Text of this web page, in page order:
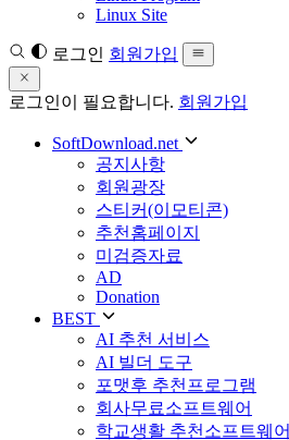
Linux Site
로그인 회원가입
로그인이 필요합니다. 회원가입
SoftDownload.net
공지사항
회원광장
스티커(이모티콘)
추천홈페이지
미검증자료
AD
Donation
BEST
AI 추천 서비스
AI 빌더 도구
포맷후 추천프로그램
회사무료소프트웨어
학교생활 추천소프트웨어